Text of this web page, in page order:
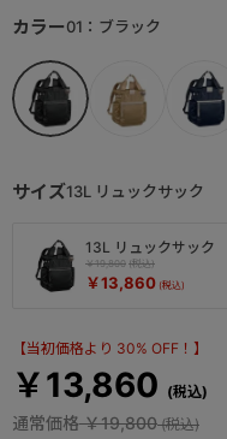
【当初価格より 30% OFF！】
￥13,860
通常価格￥19,800
サイズ13L リュックサック
13L リュックサック
￥19,800
￥13,860
カラー01：ブラック